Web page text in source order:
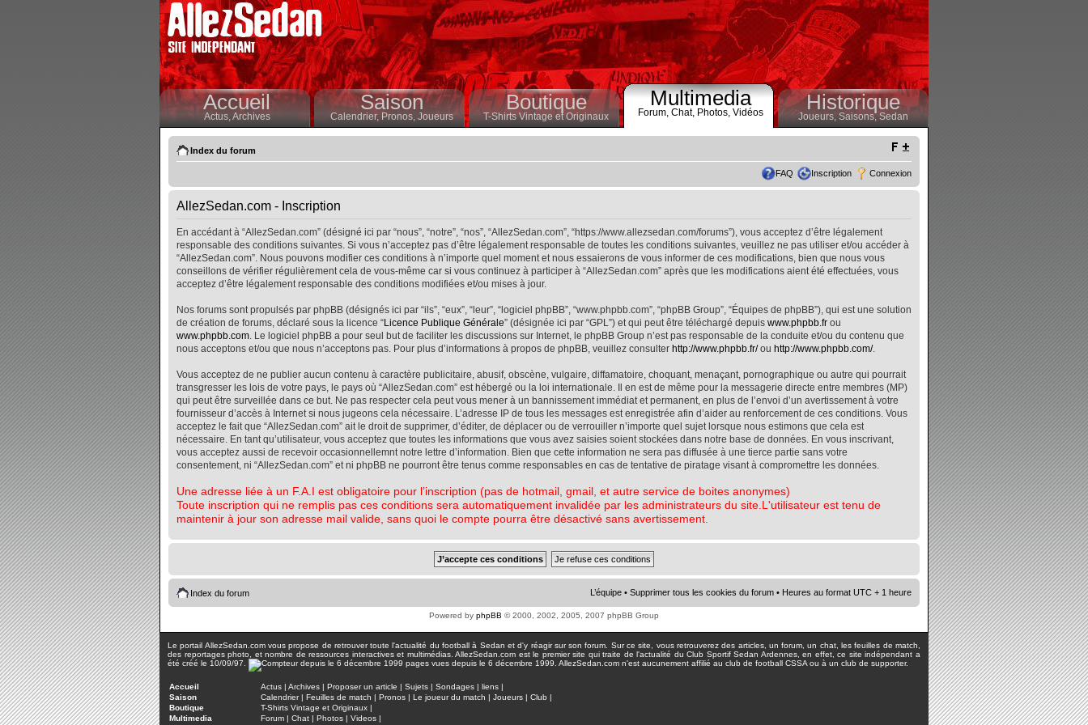
Accueil
Actus,Archives
Saison
Calendrier,Pronos, Joueurs
Boutique
T-Shirts Vintage et Originaux
Multimedia
Forum, Chat, Photos, Vidéos Historique
Joueurs, Saisons,Sedan
Index du forum
FAQ Inscription Connexion
AllezSedan.com - Inscription
En accédant à “AllezSedan.com” (désigné ici par “nous”, “notre”, “nos”, “AllezSedan.com”, “https://www.allezsedan.com/forums”), vous acceptez d’être légalement
responsable des conditions suivantes. Si vous n’acceptez pas d’être légalement responsable de toutes les conditions suivantes, veuillez ne pas utiliser et/ou accéder à
“AllezSedan.com”. Nous pouvons modifier ces conditions à n’importe quel moment et nous essaierons de vous informer de ces modifications, bien que nous vous
conseillons de vérifier régulièrement cela de vous-même car si vous continuez à participer à “AllezSedan.com” après que les modifications aient été effectuées, vous
acceptez d’être légalement responsable des conditions modifiées et/ou mises à jour.
Nos forums sont propulsés par phpBB (désignés ici par “ils”, “eux”, “leur”, “logiciel phpBB”, “www.phpbb.com”, “phpBB Group”, “Équipes de phpBB”), qui est une solution
de création de forums, déclaré sous la licence “Licence Publique Générale” (désignée ici par “GPL”) et qui peut être téléchargé depuis www.phpbb.fr ou
www.phpbb.com. Le logiciel phpBB a pour seul but de faciliter les discussions sur Internet, le phpBB Group n’est pas responsable de la conduite et/ou du contenu que
nous acceptons et/ou que nous n’acceptons pas. Pour plus d’informations à propos de phpBB, veuillez consulter http://www.phpbb.fr/ou http://www.phpbb.com/.
Vous acceptez de ne publier aucun contenu à caractère publicitaire, abusif, obscène, vulgaire, diffamatoire, choquant, menaçant, pornographique ou autre qui pourrait
transgresser les lois de votre pays, le pays où “AllezSedan.com” est hébergé ou la loi internationale. Il en est de même pour la messagerie directe entre membres (MP)
qui peut être surveillée dans ce but. Ne pas respecter cela peut vous mener à un bannissement immédiat et permanent, en plus de l’envoi d’un avertissement à votre
fournisseur d’accès à Internet si nous jugeons cela nécessaire. L’adresse IP de tous les messages est enregistrée afin d’aider au renforcement de ces conditions. Vous
acceptez le fait que “AllezSedan.com” ait le droit de supprimer, d’éditer, de déplacer ou de verrouiller n’importe quel sujet lorsque nous estimons que cela est
nécessaire. En tant qu’utilisateur, vous acceptez que toutes les informations que vous avez saisies soient stockées dans notre base de données. En vous inscrivant,
vous acceptez aussi de recevoir occasionnellemnt notre lettre d’information. Bien que cette information ne sera pas diffusée à une tierce partie sans votre
consentement, ni “AllezSedan.com” et ni phpBB ne pourront être tenus comme responsables en cas de tentative de piratage visant à compromettre les données.
Une adresse liée à un F.A.I est obligatoire pour l’inscription (pas de hotmail, gmail, et autre service de boites anonymes)
Toute inscription qui ne remplis pas ces conditions sera automatiquement invalidée par les administrateurs du site.L'utilisateur est tenu de
maintenir à jour son adresse mail valide, sans quoi le compte pourra être désactivé sans avertissement.
Index du forum L’équipe • Supprimer tous les cookies du forum • Heures au format UTC + 1 heure
Powered by phpBB © 2000, 2002, 2005, 2007 phpBB Group
Le portail AllezSedan.com vous propose de retrouver toute l'actualité du football à Sedan et d'y réagir sur son forum. Sur ce site, vous retrouverez des articles, un forum, un chat, les feuilles de match,
des reportages photo, et nombre de ressources interactives et multimédias. AllezSedan.com est le premier site qui traite de l'actualité du Club Sportif Sedan Ardennes, en effet, ce site indépendant a
été créé le 10/09/97.
pages vues depuis le 6 décembre 1999. AllezSedan.com n'est aucunement affilié au club de football CSSA ou à un club de supporter.
Accueil Actus | Archives | Proposer un article | Sujets | Sondages | liens |
Saison
Calendrier| Feuilles de match | Pronos | Le joueur du match | Joueurs | Club |
Boutique
T-Shirts Vintage et Originaux |
Multimedia
Forum | Chat | Photos | Videos |